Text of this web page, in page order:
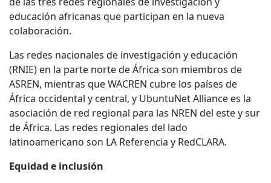
educación africanas que participan en la nueva
colaboración.
Las redes nacionales de investigación y educación
(RNIE) en la parte norte de África son miembros de
ASREN, mientras que WACREN cubre los países de
África occidental y central, y UbuntuNet Alliance es la
asociación de red regional para las NREN del este y sur
de África. Las redes regionales del lado
latinoamericano son LA Referencia y RedCLARA.
Equidad e inclusión